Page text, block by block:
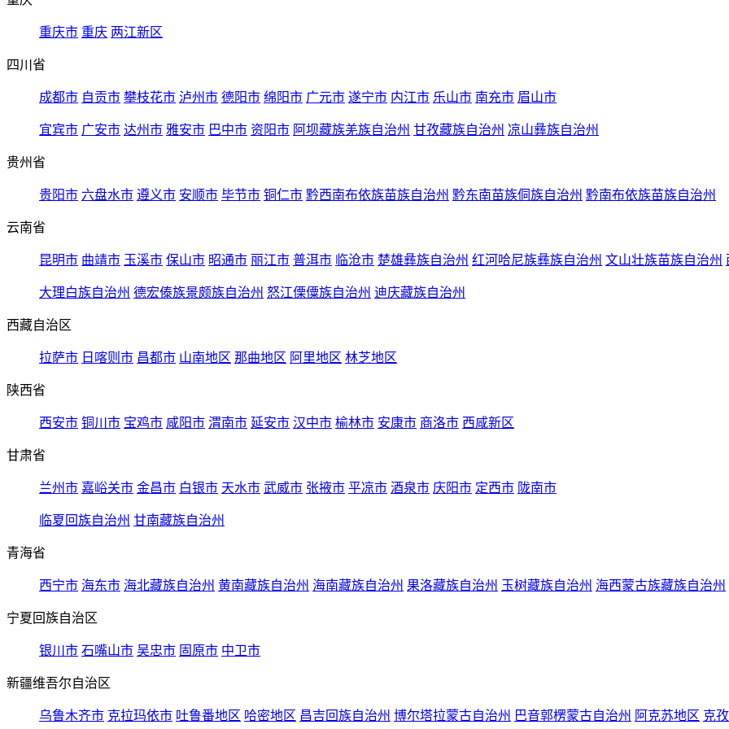
重庆市 重庆 两江新区
四川省
成都市 自贡市 攀枝花市 泸州市 德阳市 绵阳市 广元市 遂宁市 内江市 乐山市 南充市 眉山市
宜宾市 广安市 达州市 雅安市 巴中市 资阳市 阿坝藏族羌族自治州 甘孜藏族自治州 凉山彝族自治州
贵州省
贵阳市 六盘水市 遵义市 安顺市 毕节市 铜仁市 黔西南布依族苗族自治州 黔东南苗族侗族自治州 黔南布依族苗族自治州
云南省
昆明市 曲靖市 玉溪市 保山市 昭通市 丽江市 普洱市 临沧市 楚雄彝族自治州 红河哈尼族彝族自治州 文山壮族苗族自治州
大理白族自治州 德宏傣族景颇族自治州 怒江傈僳族自治州 迪庆藏族自治州
西藏自治区
拉萨市 日喀则市 昌都市 山南地区 那曲地区 阿里地区 林芝地区
陕西省
西安市 铜川市 宝鸡市 咸阳市 渭南市 延安市 汉中市 榆林市 安康市 商洛市 西咸新区
甘肃省
兰州市 嘉峪关市 金昌市 白银市 天水市 武威市 张掖市 平凉市 酒泉市 庆阳市 定西市 陇南市
临夏回族自治州 甘南藏族自治州
青海省
西宁市 海东市 海北藏族自治州 黄南藏族自治州 海南藏族自治州 果洛藏族自治州 玉树藏族自治州 海西蒙古族藏族自治州
宁夏回族自治区
银川市 石嘴山市 吴忠市 固原市 中卫市
新疆维吾尔自治区
乌鲁木齐市 克拉玛依市 吐鲁番地区 哈密地区 昌吉回族自治州 博尔塔拉蒙古自治州 巴音郭楞蒙古自治州 阿克苏地区 克